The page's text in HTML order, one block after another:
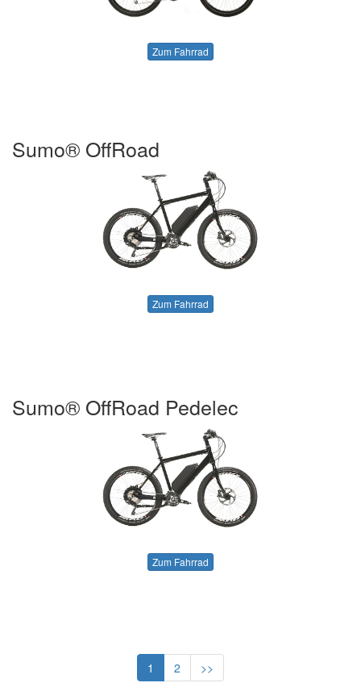
Zum Fahrrad
Sumo® OffRoad
Zum Fahrrad
Sumo® OffRoad Pedelec
Zum Fahrrad
1 2 >>